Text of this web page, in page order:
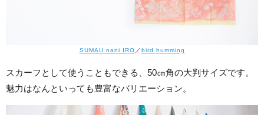
SUMAU nani IRO ／bird humming
スカーフとして使うこともできる、50㎝角の大判サイズです。
魅力はなんといっても豊富なバリエーション。